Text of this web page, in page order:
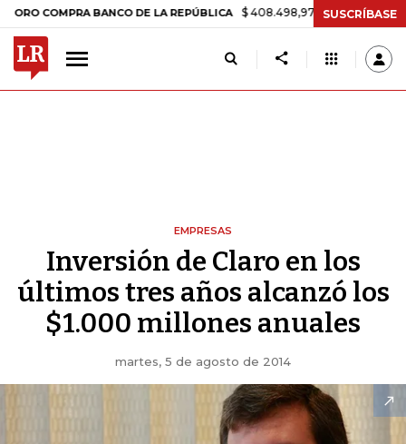
BANCO DE LA REPÚBLICA $ 408.498,97 +$ 8.753,81 +2,19%
SUSCRÍBASE
EMPRESAS
Inversión de Claro en los
últimos tres años alcanzó los
$1.000 millones anuales
martes, 5 de agosto de 2014